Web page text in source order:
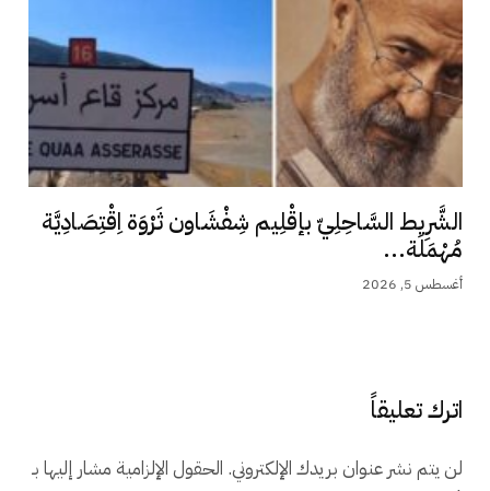
الشَّرِيط السَّاحِلِيّ بإقْلِيم شِفْشَاون ثَرْوَة اِقْتِصَادِيَّة
مُهْمَلَة...
أغسطس 5, 2026
اترك تعليقاً
لن يتم نشر عنوان بريدك الإلكتروني. الحقول الإلزامية مشار إليها بـ